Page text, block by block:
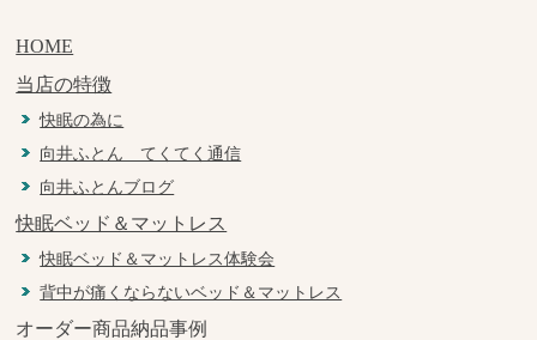
HOME
当店の特徴
快眠の為に
向井ふとん てくてく通信
向井ふとんブログ
快眠ベッド＆マットレス
快眠ベッド＆マットレス体験会
背中が痛くならないベッド＆マットレス
オーダー商品納品事例